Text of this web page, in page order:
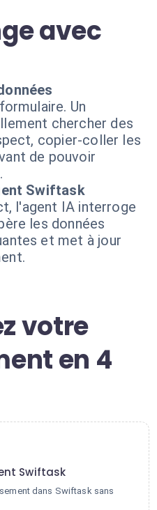
avec
Un
chercher des
copier-coller les
de pouvoir
Swiftask
l'agent IA interroge
les données
et met à jour
votre
en 4
Swiftask
dans Swiftask sans